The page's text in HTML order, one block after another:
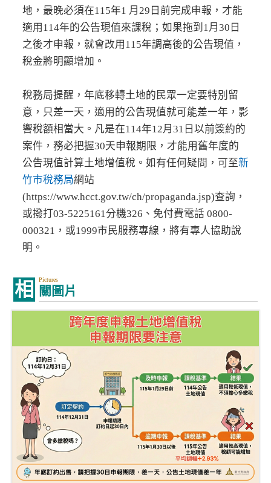
地，最晚必須在115年1 月29日前完成申報，才能
適用114年的公告現值來課稅；如果拖到1月30日
之後才申報，就會改用115年調高後的公告現值，
稅金將明顯增加。
稅務局提醒，年底移轉土地的民眾一定要特別留
意，只差一天，適用的公告現值就可能差一年，影
響稅額相當大。凡是在114年12月31日以前簽約的
案件，務必把握30天申報期限，才能用舊年度的
公告現值計算土地增值稅。如有任何疑問，可至新
竹市稅務局網站
(https://www.hcct.gov.tw/ch/propaganda.jsp)查詢，
或撥打03-5225161分機326、免付費電話 0800-
000321，或1999市民服務專線，將有專人協助說
明。
相 Pictures
關圖片